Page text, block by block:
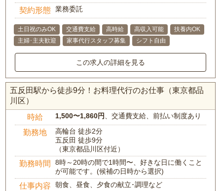
契約形態 業務委託
土日祝のみOK 交通費支給 高時給 高収入可能
扶養内OK
主婦･主夫歓迎
家事代行スタッフ募集 シフト自由
この求人の詳細を見る
五反田駅から徒歩9分！お料理代行のお仕事（東京都品
川区）
時給 1,500〜1,860円、交通費支給、前払い制度あり
勤務地
高輪台 徒歩2分
五反田 徒歩9分
（東京都品川区付近）
勤務時間
8時～20時の間で1時間〜、好きな日に働くこと
が可能です。(候補の日時から選択)
仕事内容 朝食、昼食、夕食の献立･調理など